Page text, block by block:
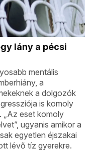
lány a pécsi
mentális
a
a dolgozók
is komoly
„Az eset komoly
ugyanis amikor a
egyetlen éjszakai
lévő tíz gyerekre.